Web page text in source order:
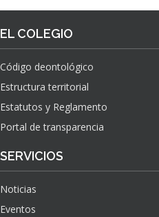
EL COLEGIO
Código deontológico
Estructura territorial
Estatutos y Reglamento
Portal de transparencia
SERVICIOS
Noticias
Eventos